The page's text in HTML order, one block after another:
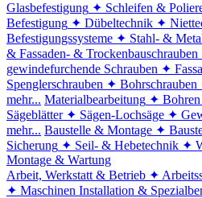
Glasbefestigung ✦ Schleifen &
Befestigung ✦ Dübeltechnik ✦
Befestigungssysteme ✦ Stahl- &
& Fassaden- & Trockenbauschrauben
gewindefurchende Schrauben ✦
Spenglerschrauben ✦ Bohrschrauben
mehr... Materialbearbeitung ✦ Bohren
Sägeblätter ✦ Sägen-Lochsäge ✦
mehr... Baustelle & Montage ✦
Sicherung ✦ Seil- & Hebetechnik ✦
Montage & Wartung
Arbeit, Werkstatt & Betrieb ✦
✦ Maschinen Installation &